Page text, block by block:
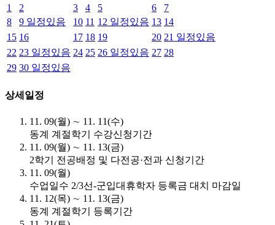
1
2 3 4 5 6
7
8
9 일정있음 10 11 12 일정있음 13 14
15 16 17 18 19 20 21 일정있음
22 23 일정있음 24 25 26 일정있음 27 28
29 30 일정있음
상세일정
11. 09(월) ∼ 11. 11(수)
동계 계절학기 수강신청기간
11. 09(월) ∼ 11. 13(금)
2학기 전공배정 및 다전공·전과 신청기간
11. 09(월)
수업일수 2/3선-군입대휴학자 등록금 대치 마감일
11. 12(목) ∼ 11. 13(금)
동계 계절학기 등록기간